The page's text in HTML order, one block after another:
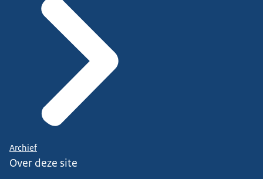
Archief
Over deze site